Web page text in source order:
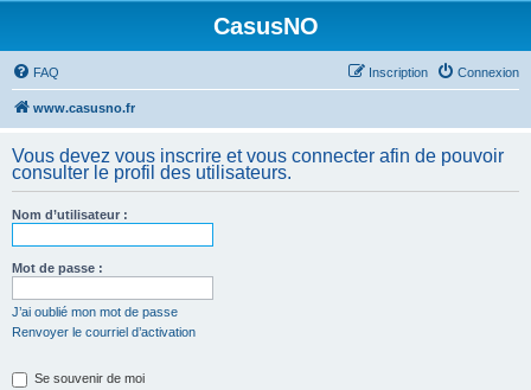
CasusNO
FAQ Connexion
Inscription
www.casusno.fr
Vous devez vous inscrire et vous connecter afin de pouvoir
consulter le profil des utilisateurs.
Nom d’utilisateur :
Mot de passe :
J’ai oublié mon mot de passe
Renvoyer le courriel d’activation
Se souvenir de moi